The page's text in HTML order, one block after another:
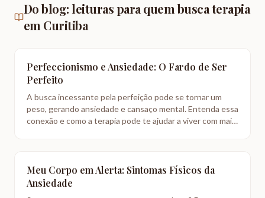
Do blog: leituras para quem busca terapia
em Curitiba
Perfeccionismo e Ansiedade: O Fardo de Ser
Perfeito
A busca incessante pela perfeição pode se tornar um
peso, gerando ansiedade e cansaço mental. Entenda essa
conexão e como a terapia pode te ajudar a viver com mais
Meu Corpo em Alerta: Sintomas Físicos da
Ansiedade